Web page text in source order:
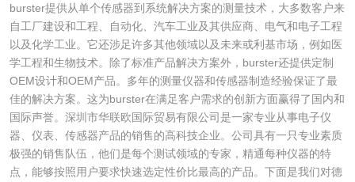
burster提供从单个传感器到系统解决方案的测量技术，大多数客户来
自工厂建设和工程、自动化、汽车工业及其供应商、电气和电子工程
以及化学工业。它还涉足许多其他领域以及未来或利基市场，例如医
学工程和生物技术。除了标准产品解决方案外，burster还提供定制
OEM设计和OEM产品。多年的测量仪器和传感器制造经验保证了最
佳的解决方案。这为burster在满足客户需求的创新方面赢得了国内和
国际声誉。深圳市华联欧国际贸易有限公司是一家专业从事电子仪
器、仪表、传感器产品的销售的高科技企业。公司具有一只专业素质
极强的销售队伍，他们是每个测试领域的专家，精通每种仪器的特
点，能够按照用户要求快速选定性价比最高的产品。下面是我们对德